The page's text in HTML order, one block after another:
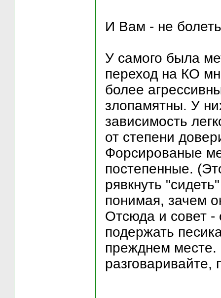
И Вам - не
У самого была
переход на КО
более
злопамятны. У
зависимость
от степени
Форсированые
постепенные.
рявкнуть
понимая, зачем
Отсюда и совет -
подержать
прежднем месте.
разговаривайте,